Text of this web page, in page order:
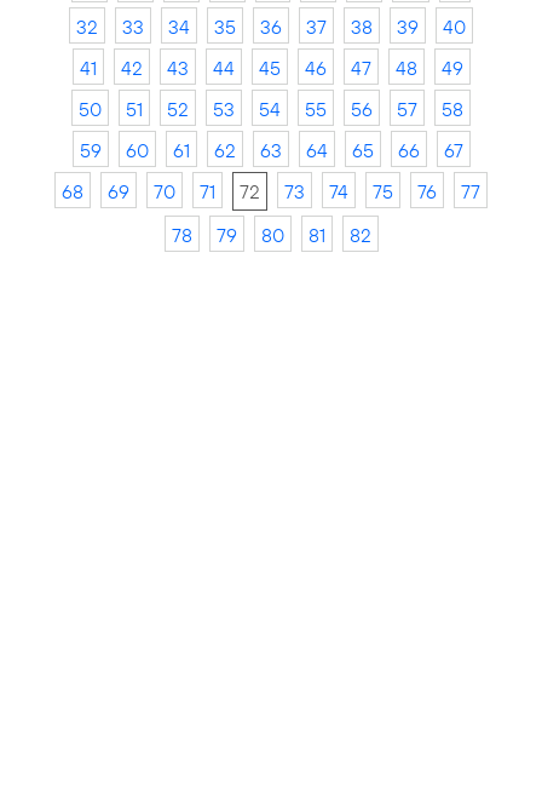
32
33 34 35 36 37 38 39
40
41
42 43 44 45 46 47 48
49
50
51 52 53 54 55 56 57
58
59
60 61 62 63 64 65 66
67
68
69 70 71 72 73 74 75 76
77
78
79 80 81 82